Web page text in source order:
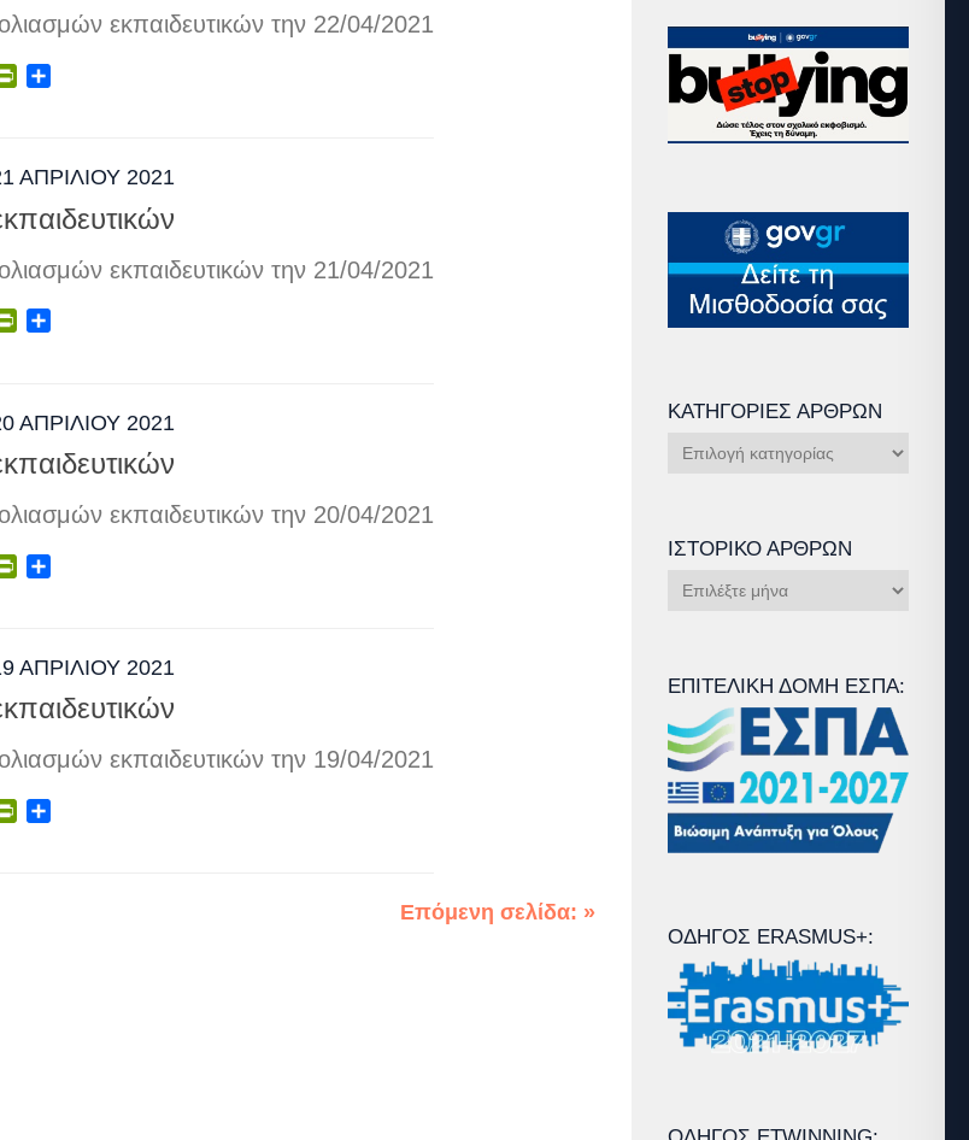
εκπαιδευτικών την 22/04/2021
PrintFriendly
ΑΠΡΙΛΊΟΥ 2021
εκπαιδευτικών την 21/04/2021
PrintFriendly
ΑΠΡΙΛΊΟΥ 2021
εκπαιδευτικών την 20/04/2021
PrintFriendly
ΑΠΡΙΛΊΟΥ 2021
εκπαιδευτικών την 19/04/2021
PrintFriendly
Επόμενη σελίδα: »
ΚΑΤΗΓΟΡΊΕΣ ΆΡΘΡΩΝ
Κατηγορίες
ΙΣΤΟΡΙΚΌ ΆΡΘΡΩΝ
Ιστορικό
ΕΠΙΤΕΛΙΚΉ ΔΟΜΉ ΕΣΠΑ:
ΟΔΗΓΌΣ ERASMUS+: